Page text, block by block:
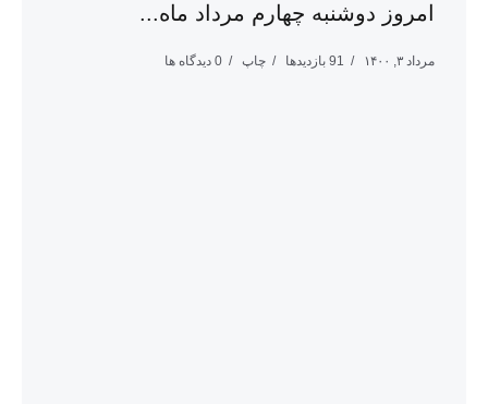
امروز دوشنبه چهارم مرداد ماه...
مرداد ۳, ۱۴۰۰ 91 بازدیدها چاپ 0 دیدگاه ها